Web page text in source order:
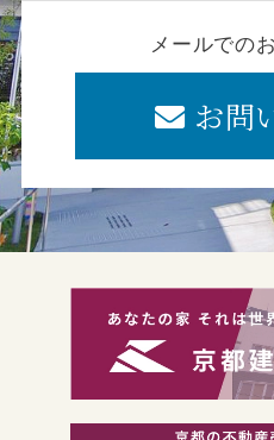
メールでの
お問